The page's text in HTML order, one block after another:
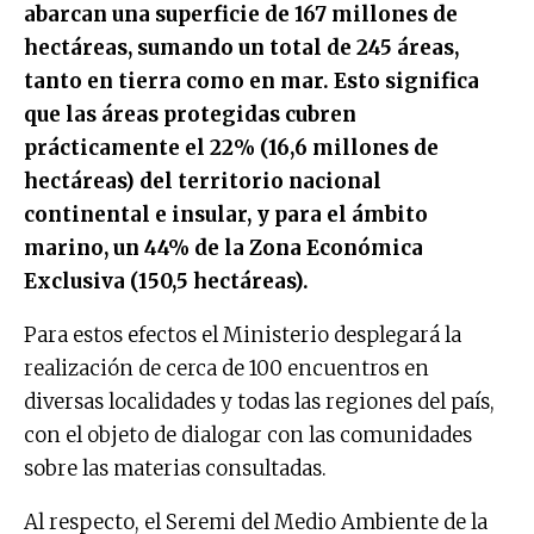
abarcan una superficie de 167 millones de
hectáreas, sumando un total de 245 áreas,
tanto en tierra como en mar. Esto significa
que las áreas protegidas cubren
prácticamente el 22% (16,6 millones de
hectáreas) del territorio nacional
continental e insular, y para el ámbito
marino, un 44% de la Zona Económica
Exclusiva (150,5 hectáreas).
Para estos efectos el Ministerio desplegará la
realización de cerca de 100 encuentros en
diversas localidades y todas las regiones del país,
con el objeto de dialogar con las comunidades
sobre las materias consultadas.
Al respecto, el Seremi del Medio Ambiente de la